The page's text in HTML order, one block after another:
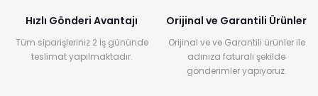
Hızlı Gönderi Avantajı
Tüm siparişleriniz 2 İş gününde
teslimat yapılmaktadır.
Orijinal ve Garantili Ürünler
Orijinal ve ve Garantili ürünler ile
adınıza faturalı şekilde
gönderimler yapıyoruz.